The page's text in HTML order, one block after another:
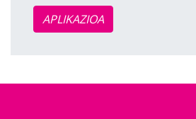
APLIKAZIOA